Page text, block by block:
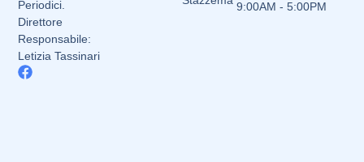
Periodici.
Direttore
Responsabile:
Letizia Tassinari
9:00AM - 5:00PM